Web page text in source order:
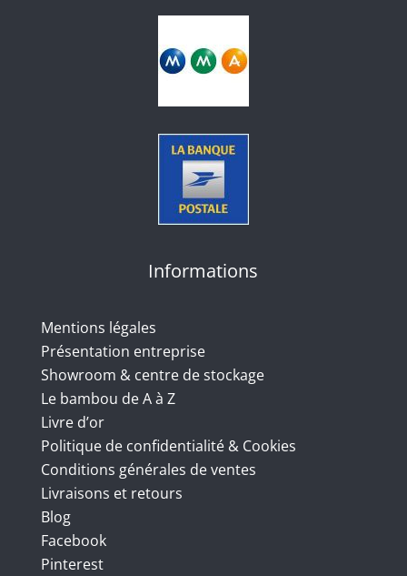
Informations
Mentions légales
Présentation entreprise
Showroom & centre de stockage
Le bambou de A à Z
Livre d’or
Politique de confidentialité & Cookies
Conditions générales de ventes
Livraisons et retours
Blog
Facebook
Pinterest